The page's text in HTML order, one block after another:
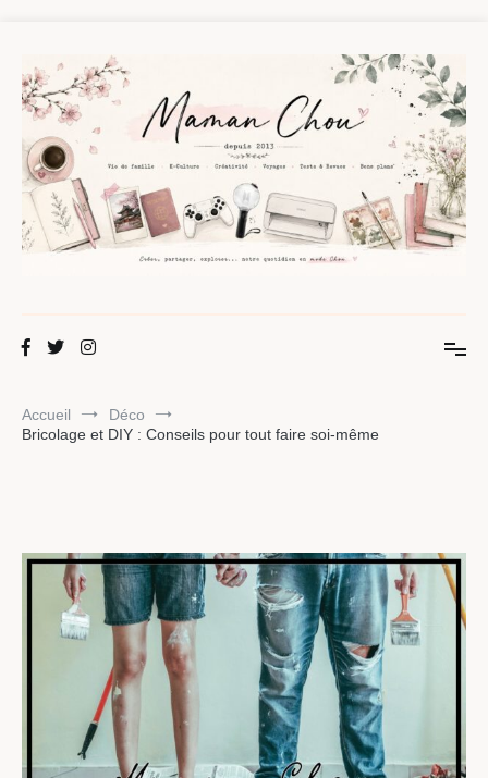
contenu
Maman Chou
Accueil
Déco
Bricolage et DIY : Conseils pour tout faire soi-même